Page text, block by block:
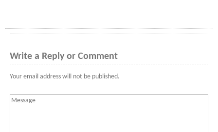
Write a Reply or Comment
Your email address will not be published.